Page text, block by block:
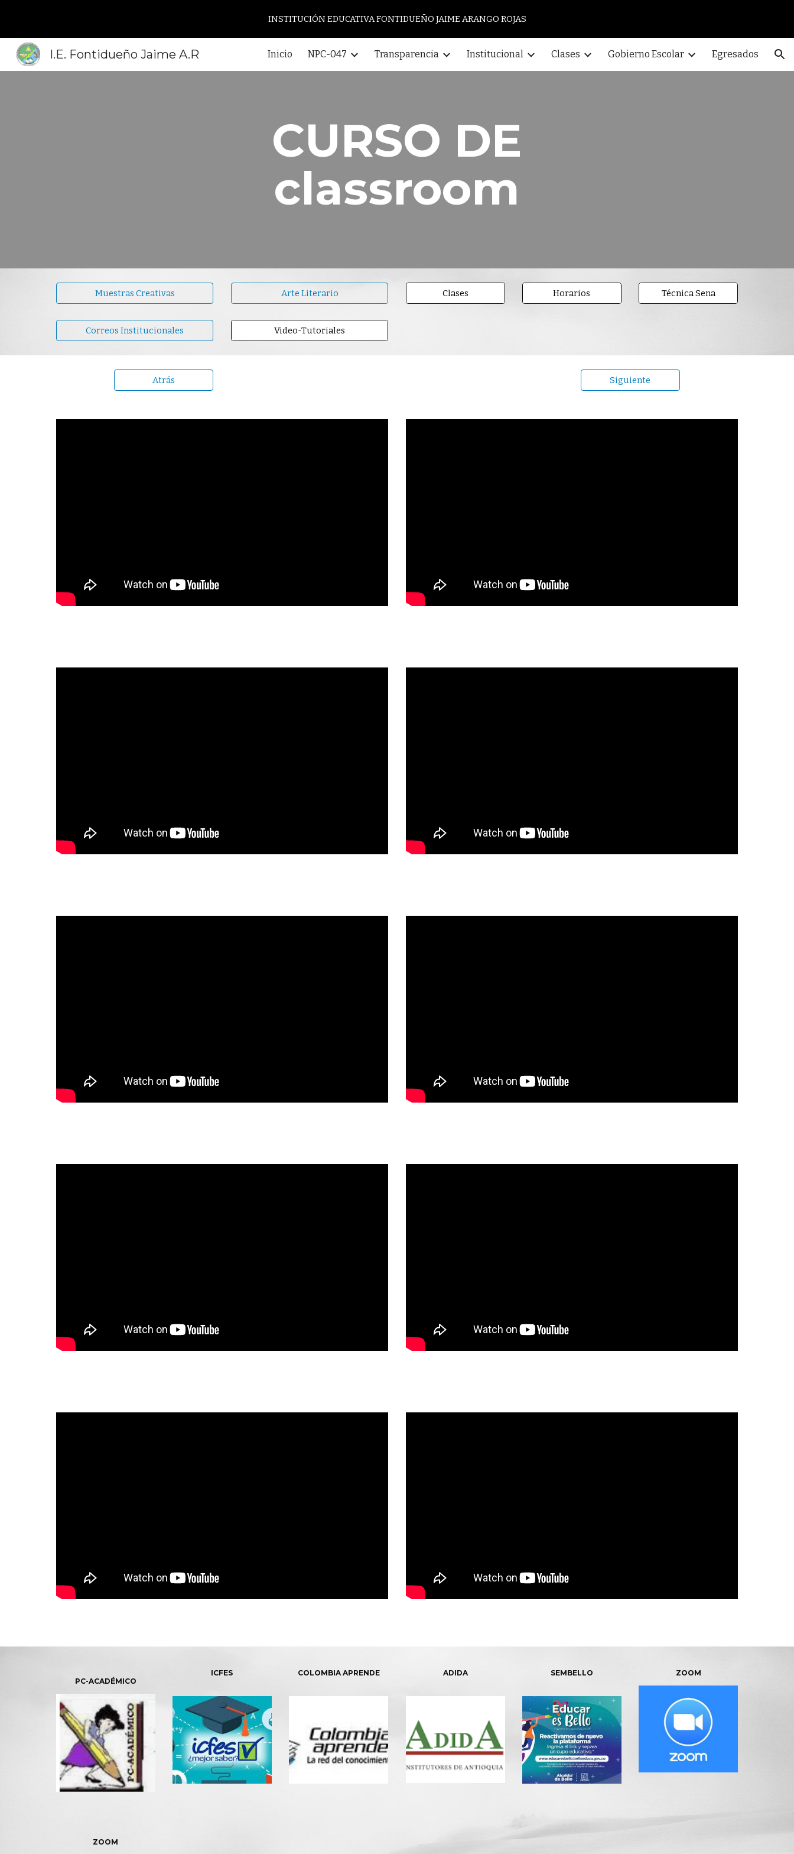
Skip to main content Skip to navigation
INSTITUCIÓN EDUCATIVA FONTIDUEÑO JAIME ARANGO ROJAS
I.E. Fontidueño Jaime A.R Inicio NPC-047 Transparencia Institucional Clases Gobierno Escolar Egresados
CURSO DE
classroom
Muestras Creativas
Correos Institucionales
Arte Literario
Video-Tutoriales
Clases Horarios Técnica Sena
Atrás Siguiente
PC-ACADÉMICO
ZOOM
ICFES COLOMBIA APRENDE ADIDA SEMBELLO ZOOM